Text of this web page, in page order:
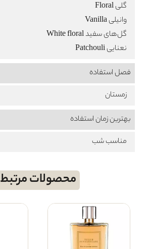
گلی Floral
وانیلی Vanilla
گل‌های سفید White floral
نعنایی Patchouli
فصل استفاده
زمستان
بهترین زمان استفاده
مناسب شب
محصولات مرتبط